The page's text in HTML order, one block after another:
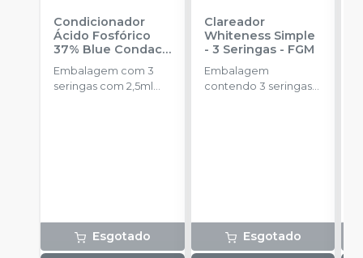
Condicionador
Ácido Fosfórico
37% Blue Condac-
FGM
Embalagem com 3
seringas com 2,5ml
Esgotado
Clareador
Whiteness Simple
- 3 Seringas- FGM
Embalagem
contendo 3 seringas
Esgotado